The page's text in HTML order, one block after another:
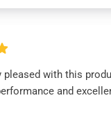
pleased with this
and